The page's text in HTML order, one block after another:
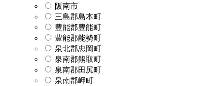
阪南市
三島郡島本町
豊能郡豊能町
豊能郡能勢町
泉北郡忠岡町
泉南郡熊取町
泉南郡田尻町
泉南郡岬町